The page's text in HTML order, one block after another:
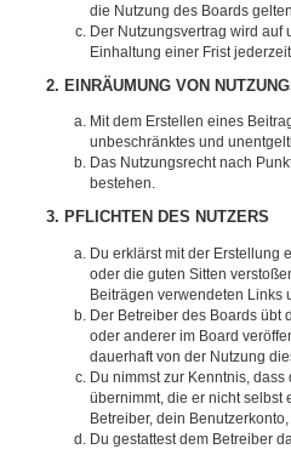
die Nutzung des Boards
Der Nutzungsvertrag wird
Einhaltung einer Frist
2. EINRÄUMUNG VON
Mit dem Erstellen eines
unbeschränktes und
Das Nutzungsrecht nach
bestehen.
3. PFLICHTEN DES NUTZERS
Du erklärst mit der Erstellung
oder die guten Sitten
Beiträgen verwendeten Links
Der Betreiber des Boards übt
oder anderer im Board
dauerhaft von der Nutzung
Du nimmst zur Kenntnis,
übernimmt, die er nicht selbst
Betreiber, dein
Du gestattest dem Betreiber